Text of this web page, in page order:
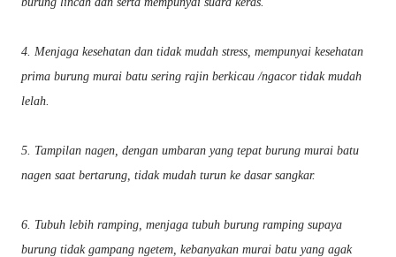
4. Menjaga kesehatan dan tidak mudah stress, mempunyai kesehatan
prima burung murai batu sering rajin berkicau /ngacor tidak mudah
lelah.
5. Tampilan nagen, dengan umbaran yang tepat burung murai batu
nagen saat bertarung, tidak mudah turun ke dasar sangkar.
6. Tubuh lebih ramping, menjaga tubuh burung ramping supaya
burung tidak gampang ngetem, kebanyakan murai batu yang agak